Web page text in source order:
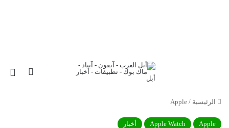
بحث
الرئيسية /
Apple
Apple
Apple Watch أخبار